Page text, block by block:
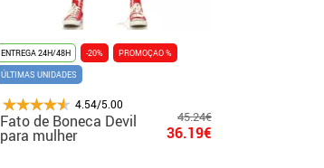
ENTREGA 24H/48H -20%
PROMOÇAO %
ÚLTIMAS UNIDADES
4.54/5.00
Fato de Boneca Devil
para mulher
45.24€
36.19€